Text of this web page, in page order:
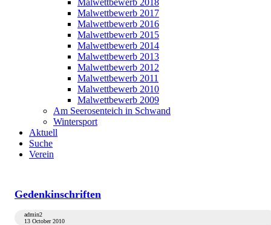
Malwettbewerb 2017
Malwettbewerb 2016
Malwettbewerb 2015
Malwettbewerb 2014
Malwettbewerb 2013
Malwettbewerb 2012
Malwettbewerb 2011
Malwettbewerb 2010
Malwettbewerb 2009
Am Seerosenteich in Schwand
Wintersport
Aktuell
Suche
Verein
Gedenkinschriften
admin2
13 October 2010